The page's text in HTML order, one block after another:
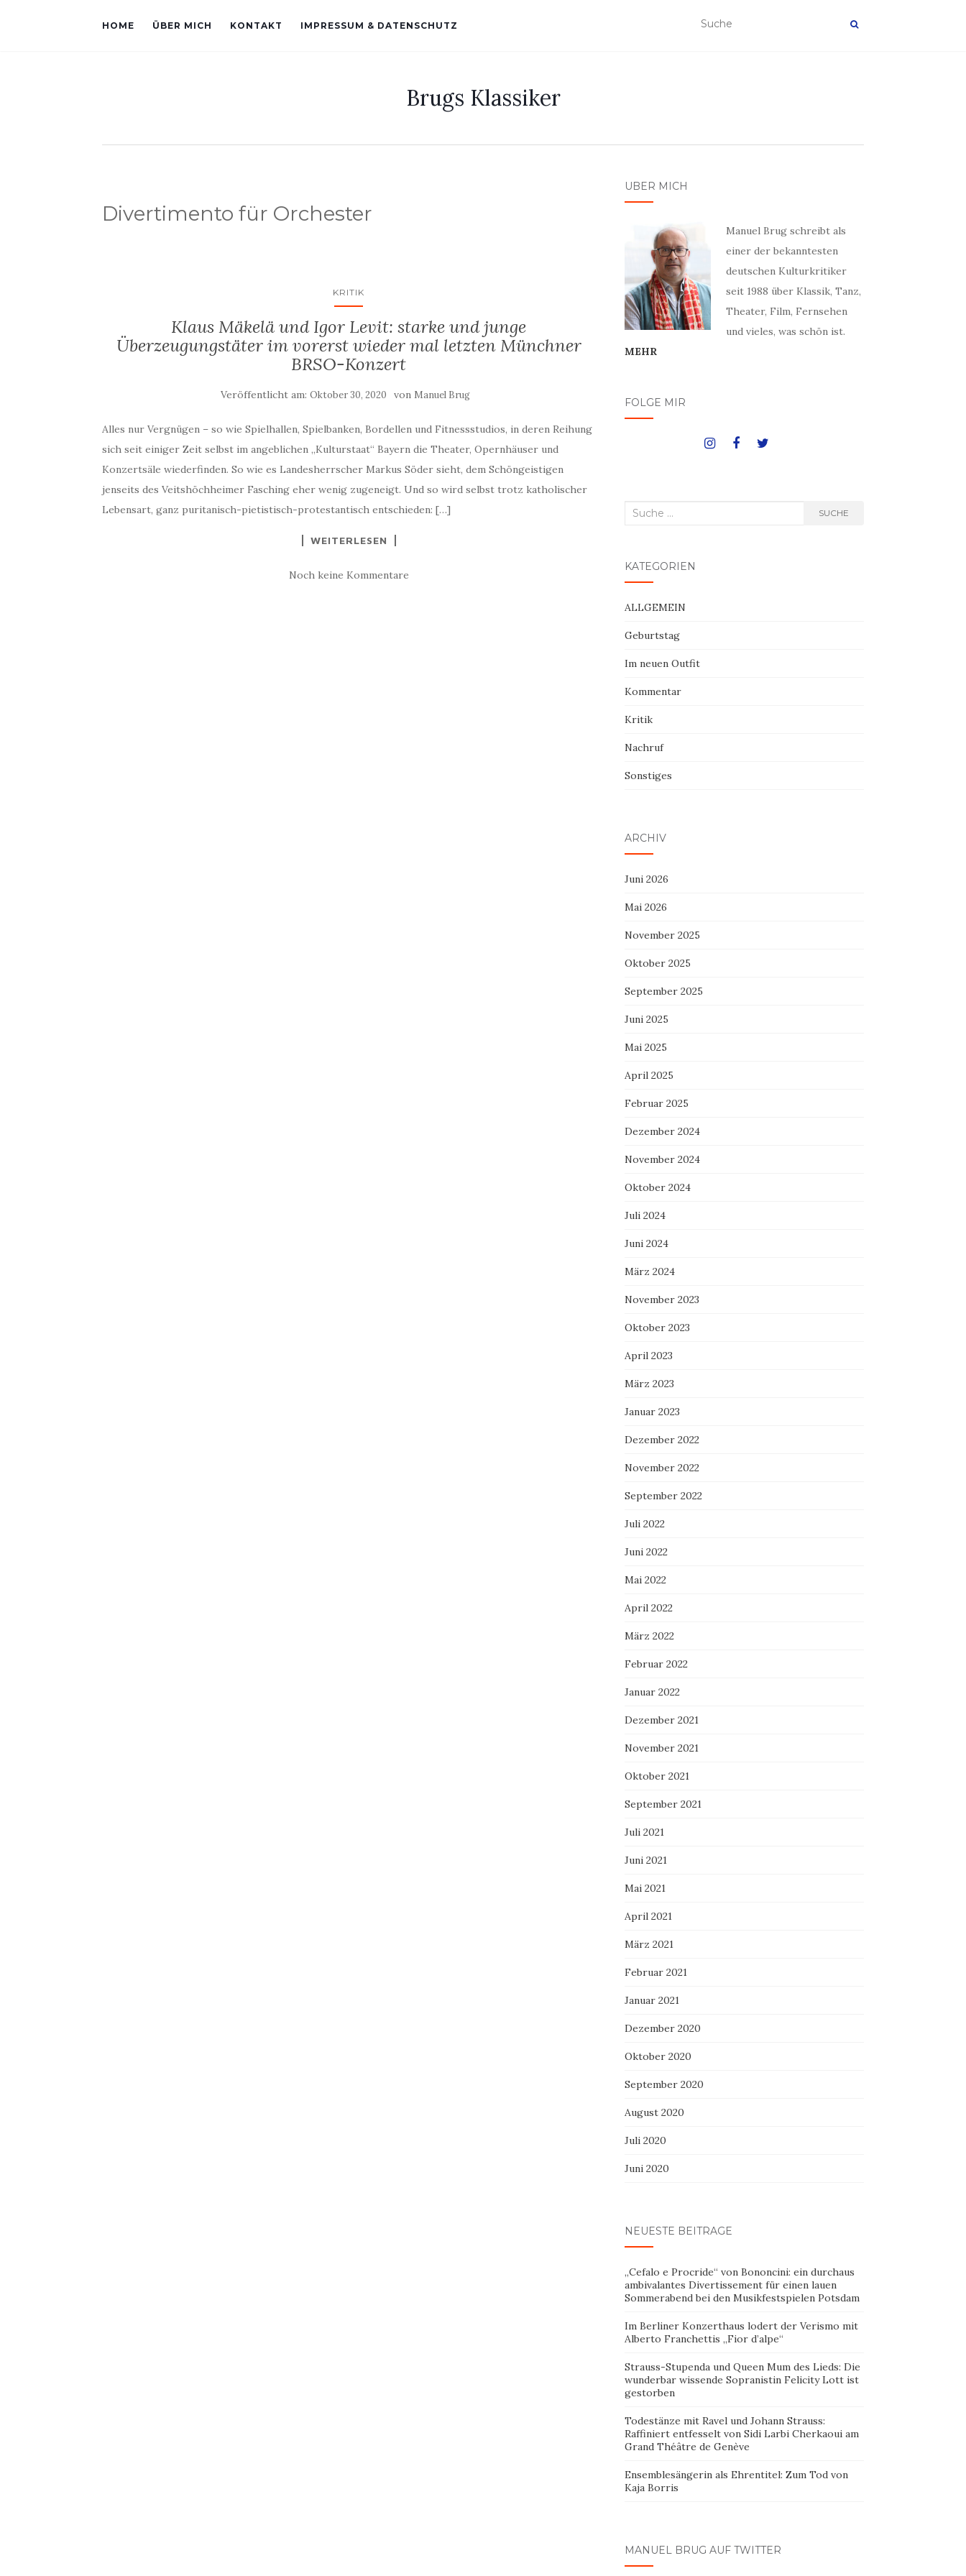
HOME ÜBER MICH KONTAKT IMPRESSUM & DATENSCHUTZ
Brugs Klassiker
Divertimento für Orchester
KRITIK
Klaus Mäkelä und Igor Levit: starke und junge
Überzeugungstäter im vorerst wieder mal letzten Münchner
BRSO-Konzert
Veröffentlicht am: Oktober 30, 2020 von Manuel Brug
Alles nur Vergnügen – so wie Spielhallen, Spielbanken, Bordellen und Fitnessstudios, in deren Reihung
sich seit einiger Zeit selbst im angeblichen „Kulturstaat“ Bayern die Theater, Opernhäuser und
Konzertsäle wiederfinden. So wie es Landesherrscher Markus Söder sieht, dem Schöngeistigen
jenseits des Veitshöchheimer Fasching eher wenig zugeneigt. Und so wird selbst trotz katholischer
Lebensart, ganz puritanisch-pietistisch-protestantisch entschieden: […]
WEITERLESEN
Noch keine Kommentare
ÜBER MICH
Manuel Brug schreibt als
einer der bekanntesten
deutschen Kulturkritiker
seit 1988 über Klassik, Tanz,
Theater, Film, Fernsehen
und vieles, was schön ist.
MEHR
FOLGE MIR
Suche
SUCHE
KATEGORIEN
ALLGEMEIN
Geburtstag
Im neuen Outfit
Kommentar
Kritik
Nachruf
Sonstiges
ARCHIV
Juni 2026
Mai 2026
November 2025
Oktober 2025
September 2025
Juni 2025
Mai 2025
April 2025
Februar 2025
Dezember 2024
November 2024
Oktober 2024
Juli 2024
Juni 2024
März 2024
November 2023
Oktober 2023
April 2023
März 2023
Januar 2023
Dezember 2022
November 2022
September 2022
Juli 2022
Juni 2022
Mai 2022
April 2022
März 2022
Februar 2022
Januar 2022
Dezember 2021
November 2021
Oktober 2021
September 2021
Juli 2021
Juni 2021
Mai 2021
April 2021
März 2021
Februar 2021
Januar 2021
Dezember 2020
Oktober 2020
September 2020
August 2020
Juli 2020
Juni 2020
NEUESTE BEITRÄGE
„Cefalo e Procride“ von Bononcini: ein durchaus
ambivalantes Divertissement für einen lauen
Sommerabend bei den Musikfestspielen Potsdam
Im Berliner Konzerthaus lodert der Verismo mit
Alberto Franchettis „Fior d’alpe“
Strauss-Stupenda und Queen Mum des Lieds: Die
wunderbar wissende Sopranistin Felicity Lott ist
gestorben
Todestänze mit Ravel und Johann Strauss:
Raffiniert entfesselt von Sidi Larbi Cherkaoui am
Grand Théâtre de Genève
Ensemblesängerin als Ehrentitel: Zum Tod von
Kaja Borris
MANUEL BRUG AUF TWITTER